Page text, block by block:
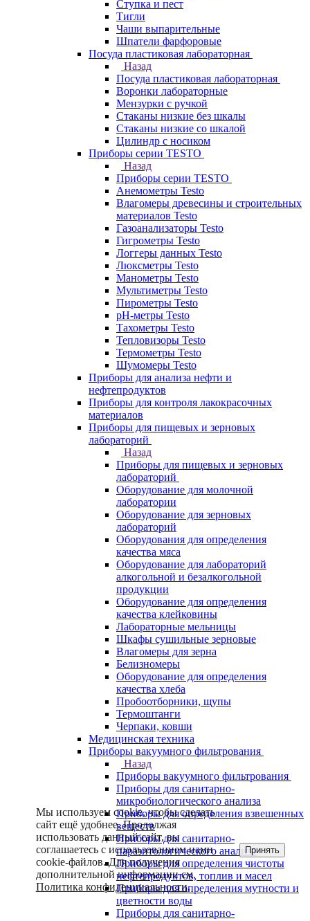
Ступка и пест
Тигли
Чаши выпарительные
Шпатели фарфоровые
Посуда пластиковая лабораторная
Назад
Посуда пластиковая лабораторная
Воронки лабораторные
Мензурки с ручкой
Стаканы низкие без шкалы
Стаканы низкие со шкалой
Цилиндр с носиком
Приборы серии TESTO
Назад
Приборы серии TESTO
Анемометры Testo
Влагомеры древесины и строительных
материалов Testo
Газоанализаторы Testo
Гигрометры Testo
Логгеры данных Testo
Люксметры Testo
Манометры Testo
Мультиметры Testo
Пирометры Testo
pH-метры Testo
Тахометры Testo
Тепловизоры Testo
Термометры Testo
Шумомеры Testo
Приборы для анализа нефти и
нефтепродуктов
Приборы для контроля лакокрасочных
материалов
Приборы для пищевых и зерновых
лабораторий
Назад
Приборы для пищевых и зерновых
лабораторий
Оборудование для молочной
лаборатории
Оборудование для зерновых
лабораторий
Оборудования для определения
качества мяса
Оборудование для лабораторий
алкогольной и безалкогольной
продукции
Оборудование для определения
качества клейковины
Лабораторные мельницы
Шкафы сушильные зерновые
Влагомеры для зерна
Белизномеры
Оборудование для определения
качества хлеба
Пробоотборники, щупы
Термоштанги
Черпаки, ковши
Медицинская техника
Приборы вакуумного фильтрования
Назад
Приборы вакуумного фильтрования
Приборы для санитарно-
микробиологического анализа
Приборы для определения взвешенных
веществ
Приборы для санитарно-
паразитологического анализа
Приборы для определения чистоты
нефтепродуктов, топлив и масел
Приборы для определения мутности и
цветности воды
Приборы для санитарно-
Мы используем cookie, чтобы сделать
сайт ещё удобнее. Продолжая
использовать данный сайт, вы
соглашаетесь с использованием нами
cookie-файлов. Для получения
дополнительной информации см.
Политика конфиденциальности.
Принять